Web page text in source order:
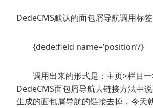
DedeCMS默认的面包屑导航调用标签
{dede:field name=’position’/}
调用出来的形式是：主页>栏目一
DedeCMS面包屑导航去链接方法中
生成的面包屑导航的链接去掉，今天